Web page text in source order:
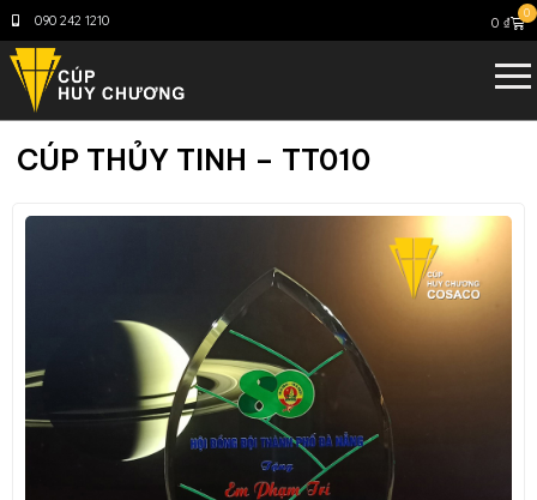
090 242 1210 0 ₫
0
CÚP THỦY TINH – TT010